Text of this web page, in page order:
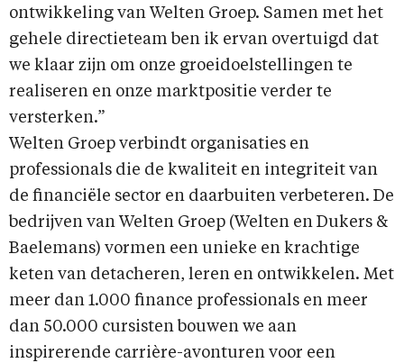
ontwikkeling van Welten Groep. Samen met het
gehele directieteam ben ik ervan overtuigd dat
we klaar zijn om onze groeidoelstellingen te
realiseren en onze marktpositie verder te
versterken.”
Welten Groep verbindt organisaties en
professionals die de kwaliteit en integriteit van
de financiële sector en daarbuiten verbeteren. De
bedrijven van Welten Groep (Welten en Dukers &
Baelemans) vormen een unieke en krachtige
keten van detacheren, leren en ontwikkelen. Met
meer dan 1.000 finance professionals en meer
dan 50.000 cursisten bouwen we aan
inspirerende carrière-avonturen voor een